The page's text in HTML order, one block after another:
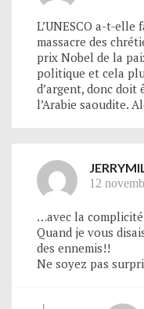
L’UNESCO a-t-
massacre des
prix Nobel de la
politique et cela
d’argent, donc doit
l’Arabie saoudite.
12
…avec la
Quand je vous
des ennemis!!
Ne soyez pas